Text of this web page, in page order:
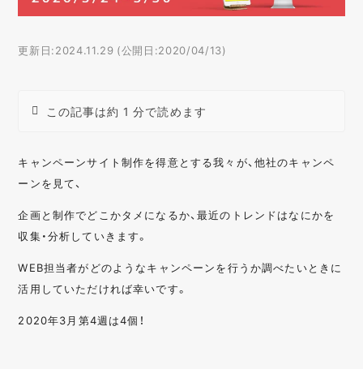
更新日:2024.11.29 (公開日:2020/04/13)
この記事は約 1 分で読めます
キャンペーンサイト制作を得意とする我々が、他社のキャンペ
ーンを見て、
企画と制作でどこかタメになるか、最近のトレンドはなにかを
収集・分析していきます。
WEB担当者がどのようなキャンペーンを行うか調べたいときに
活用していただければ幸いです。
2020年3月第4週は4個！